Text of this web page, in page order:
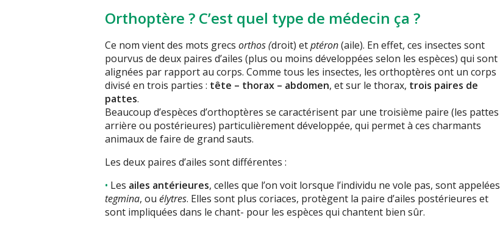
Orthoptère ? C’est quel type de médecin ça ?
Ce nom vient des mots grecs orthos (droit) etptéron(aile). En effet, ces insectes sont
pourvus de deux paires d’ailes (plus ou moins développées selon les espèces) qui sont
alignées par rapport au corps. Comme tous les insectes, les orthoptères ont un corps
divisé en trois parties : tête – thorax – abdomen, et sur le thorax, trois paires de
pattes.
Beaucoup d’espèces d’orthoptères se caractérisent par une troisième paire (les pattes
arrière ou postérieures) particulièrement développée, qui permet à ces charmants
animaux de faire de grand sauts.
Les deux paires d’ailes sont différentes :
Les ailes antérieures, celles que l’on voit lorsque l’individu ne vole pas, sont appelées
tegmina, ou élytres. Elles sont plus coriaces, protègent la paire d’ailes postérieures et
sont impliquées dans le chant- pour les espèces qui chantent bien sûr.